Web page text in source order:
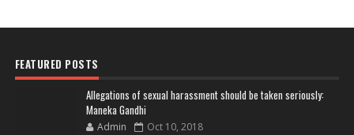
FEATURED POSTS
Allegations of sexual harassment should be taken seriously:
Maneka Gandhi
Admin Oct 10, 2018